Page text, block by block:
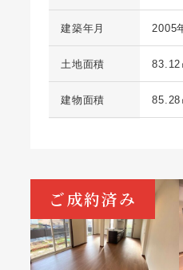
建築年月 2005
土地面積 83.12
建物面積 85.28
ご成約済み